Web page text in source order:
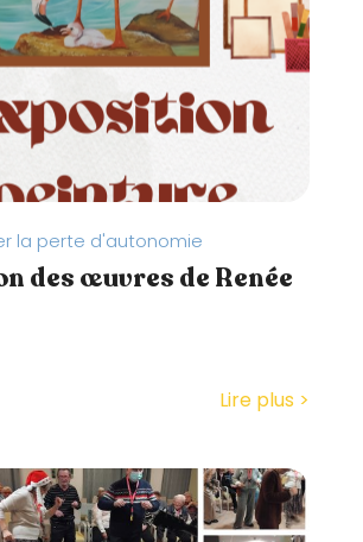
la perte d'autonomie
des œuvres de Renée
Lire plus >